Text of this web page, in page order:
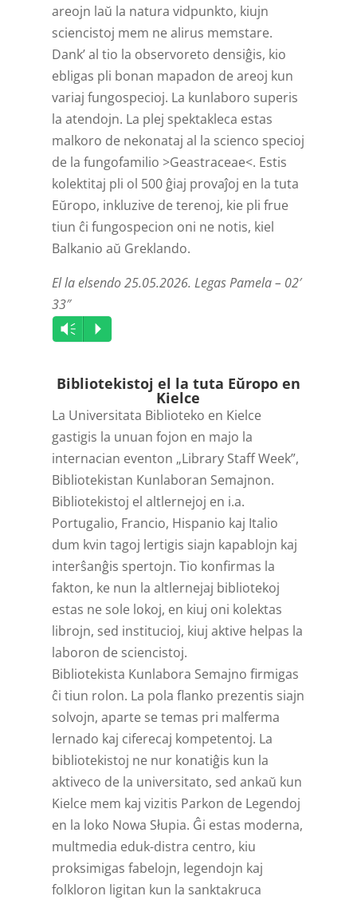
areojn laŭ la natura vidpunkto, kiujn
sciencistoj mem ne alirus memstare.
Dank’ al tio la observoreto densiĝis, kio
ebligas pli bonan mapadon de areoj kun
variaj fungospecioj. La kunlaboro superis
la atendojn. La plej spektakleca estas
malkoro de nekonataj al la scienco specioj
de la fungofamilio >Geastraceae<. Estis
kolektitaj pli ol 500 ĝiaj provaĵoj en la tuta
Eŭropo, inkluzive de terenoj, kie pli frue
tiun ĉi fungospecion oni ne notis, kiel
Balkanio aŭ Greklando.
El la elsendo 25.05.2026. Legas Pamela – 02′
33″
Audio
Player
Vm P
Bibliotekistoj el la tuta Eŭropo en
Kielce
La Universitata Biblioteko en Kielce
gastigis la unuan fojon en majo la
internacian eventon „Library Staff Week”,
Bibliotekistan Kunlaboran Semajnon.
Bibliotekistoj el altlernejoj en i.a.
Portugalio, Francio, Hispanio kaj Italio
dum kvin tagoj lertigis siajn kapablojn kaj
interŝanĝis spertojn. Tio konfirmas la
fakton, ke nun la altlernejaj bibliotekoj
estas ne sole lokoj, en kiuj oni kolektas
librojn, sed institucioj, kiuj aktive helpas la
laboron de sciencistoj.
Bibliotekista Kunlabora Semajno firmigas
ĉi tiun rolon. La pola flanko prezentis siajn
solvojn, aparte se temas pri malferma
lernado kaj ciferecaj kompetentoj. La
bibliotekistoj ne nur konatiĝis kun la
aktiveco de la universitato, sed ankaŭ kun
Kielce mem kaj vizitis Parkon de Legendoj
en la loko Nowa Słupia. Ĝi estas moderna,
multmedia eduk-distra centro, kiu
proksimigas fabelojn, legendojn kaj
folkloron ligitan kun la sanktakruca